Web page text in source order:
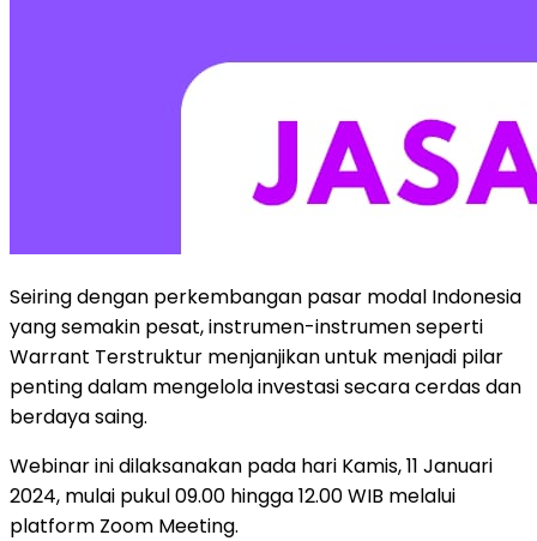
Seiring dengan perkembangan pasar modal Indonesia
yang semakin pesat, instrumen-instrumen seperti
Warrant Terstruktur menjanjikan untuk menjadi pilar
penting dalam mengelola investasi secara cerdas dan
berdaya saing.
Webinar ini dilaksanakan pada hari Kamis, 11 Januari
2024, mulai pukul 09.00 hingga 12.00 WIB melalui
platform Zoom Meeting.